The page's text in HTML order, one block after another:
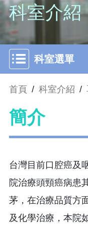
科室介紹
科室選單
首頁 / 科室介紹 /
簡介
台灣目前口腔癌及
院治療頭頸癌病患
茅，在治療品質方
及化學治療，本院